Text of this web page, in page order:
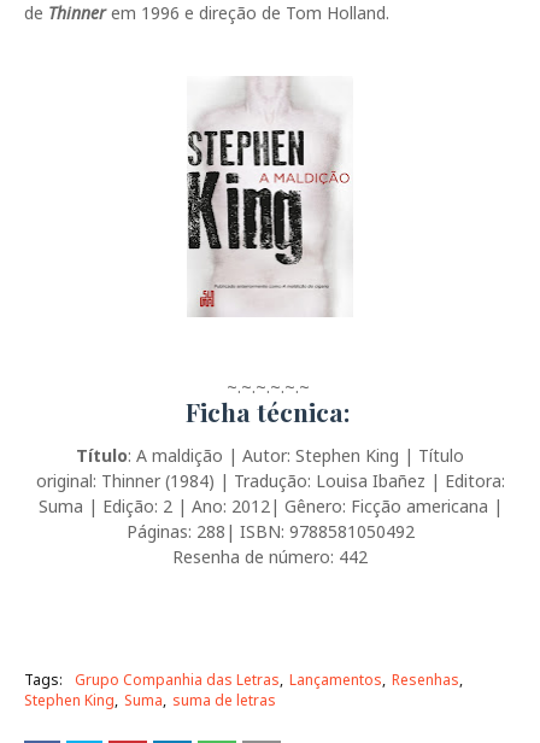
de Thinnerem 1996 e direção de Tom Holland.
~.~.~.~.~.~
Ficha técnica:
Título: A maldição | Autor: Stephen King | Título
original: Thinner (1984) | Tradução: Louisa Ibañez | Editora:
Suma | Edição: 2 | Ano: 2012| Gênero: Ficção americana |
Páginas: 288| ISBN: 9788581050492
Resenha de número: 442
Tags: Grupo Companhia das Letras Lançamentos Resenhas
Stephen King Suma suma de letras